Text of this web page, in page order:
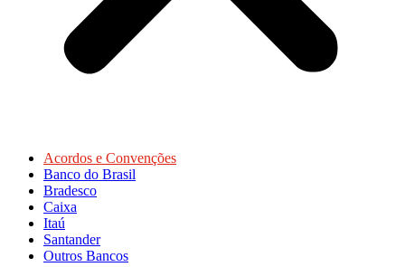
Acordos e Convenções
Banco do Brasil
Bradesco
Caixa
Itaú
Santander
Outros Bancos